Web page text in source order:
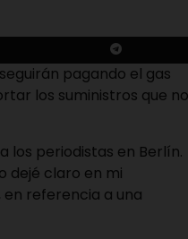
pagando el gas
los suministros que no
los periodistas en Berlín.
dejé claro en mi
en referencia a una